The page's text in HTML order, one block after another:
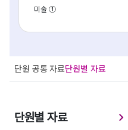
미술 ①
단원 공통 자료단원별 자료
단원별 자료